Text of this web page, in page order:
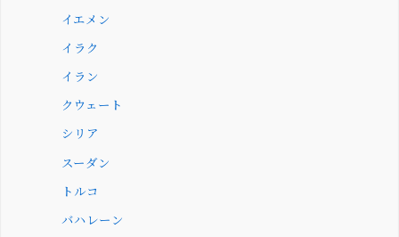
イエメン
イラク
イラン
クウェート
シリア
スーダン
トルコ
バハレーン